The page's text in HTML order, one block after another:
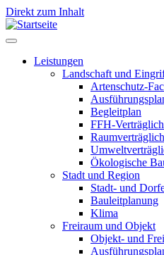
Direkt zum Inhalt
Leistungen
Leistungen
Landschaft und
Artenschutz-
Begleitplan
FFH-
Ökologische
Stadt und Region
Stadt- und
Bauleitplanung
Klima
Freiraum und Objekt
Objekt- und